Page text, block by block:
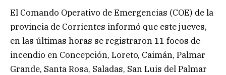
El Comando Operativo de Emergencias (COE) de la
provincia de Corrientes informó que este jueves,
en las últimas horas se registraron 11 focos de
incendio en Concepción, Loreto, Caimán, Palmar
Grande, Santa Rosa, Saladas, San Luis del Palmar